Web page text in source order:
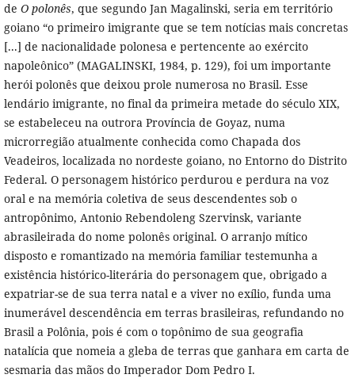
de O polonês, que segundo Jan Magalinski, seria em território
goiano “o primeiro imigrante que se tem notícias mais concretas
[...] de nacionalidade polonesa e pertencente ao exército
napoleônico” (MAGALINSKI, 1984, p. 129), foi um importante
herói polonês que deixou prole numerosa no Brasil. Esse
lendário imigrante, no final da primeira metade do século XIX,
se estabeleceu na outrora Província de Goyaz, numa
microrregião atualmente conhecida como Chapada dos
Veadeiros, localizada no nordeste goiano, no Entorno do Distrito
Federal. O personagem histórico perdurou e perdura na voz
oral e na memória coletiva de seus descendentes sob o
antropônimo, Antonio Rebendoleng Szervinsk, variante
abrasileirada do nome polonês original. O arranjo mítico
disposto e romantizado na memória familiar testemunha a
existência histórico-literária do personagem que, obrigado a
expatriar-se de sua terra natal e a viver no exílio, funda uma
inumerável descendência em terras brasileiras, refundando no
Brasil a Polônia, pois é com o topônimo de sua geografia
natalícia que nomeia a gleba de terras que ganhara em carta de
sesmaria das mãos do Imperador Dom Pedro I.